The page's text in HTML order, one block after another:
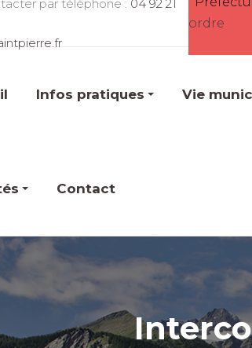
par téléphone : 04 92 21
ordre
Infos pratiques Vie
Contact